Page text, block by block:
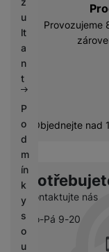
u
lt
a
n
t
P
o
d
m
ín
k
y
s
o
u
Provozujeme
Objednejte
Kontaktujte nás
Po-Pá 9-20